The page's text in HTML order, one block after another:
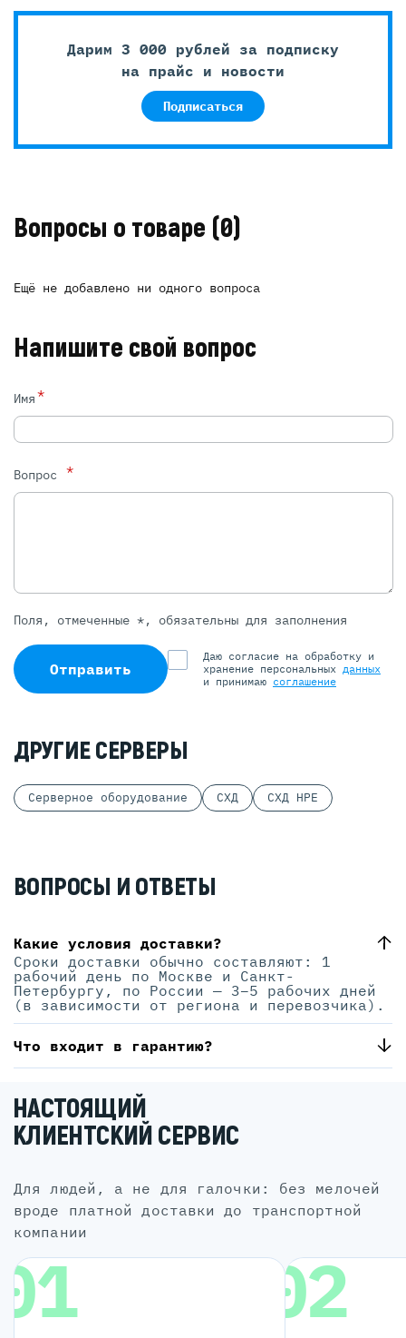
Дарим 3 000 рублей за подписку
на прайс и новости
Подписаться
Вопросы о товаре (0)
Ещё не добавлено ни одного вопроса
Напишите свой вопрос
Имя*
Вопрос *
Поля, отмеченные *, обязательны для заполнения
Отправить
Даю согласие на обработку и
хранение персональных данных
и принимаю соглашение
ДРУГИЕ СЕРВЕРЫ
Серверное оборудование СХД СХД HPE
ВОПРОСЫ И ОТВЕТЫ
Какие условия доставки?
Сроки доставки обычно составляют: 1
рабочий день по Москве и Санкт-
Петербургу, по России — 3–5 рабочих дней
(в зависимости от региона и перевозчика).
Что входит в гарантию?
НАСТОЯЩИЙ
КЛИЕНТСКИЙ СЕРВИС
для людей, а не для галочки: без мелочей
вроде платной доставки до транспортной
компании
02